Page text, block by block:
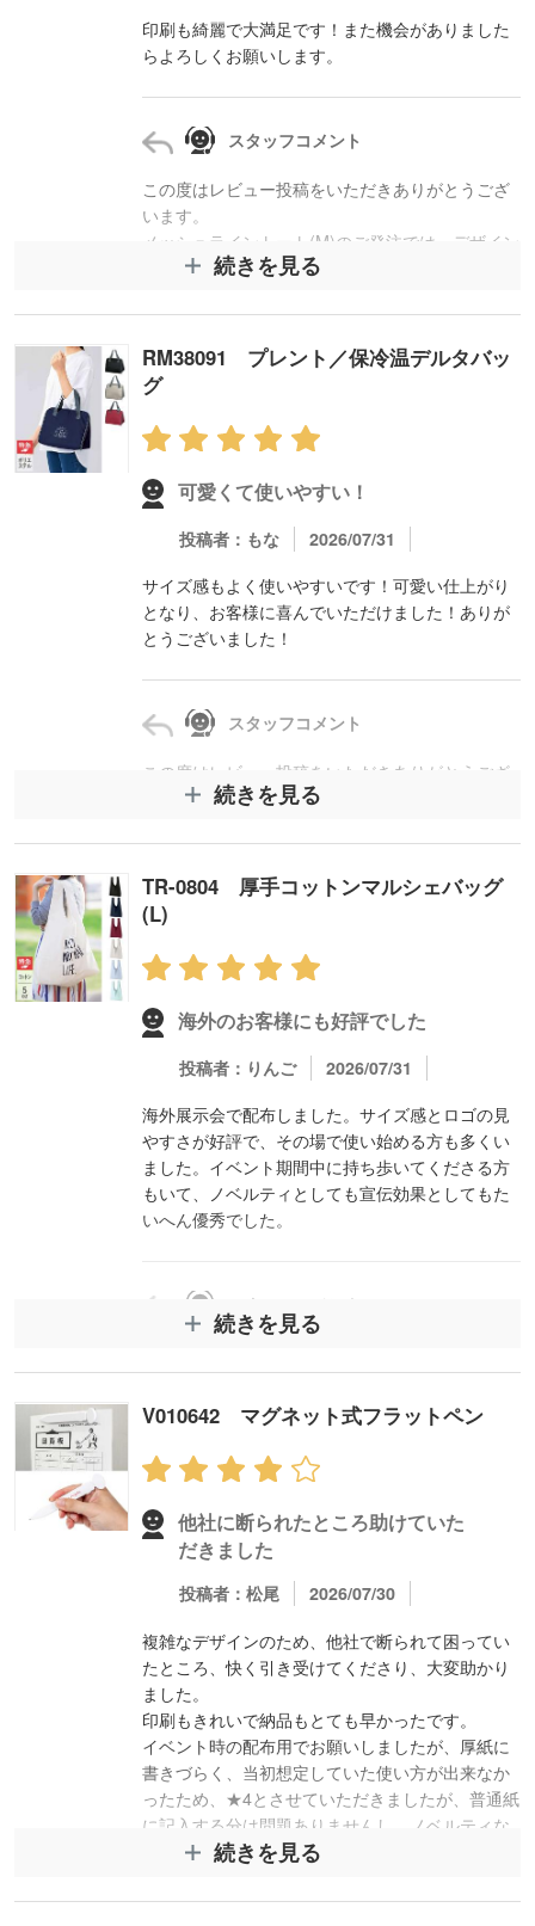
印刷も綺麗で大満足です！また機会がありました
らよろしくお願いします。
スタッフコメント
この度はレビュー投稿をいただきありがとうござ
います。
メッシュライントート(M)のご発注では、デザイン
の細い線も綺麗に見えるよう調整を行いました
印刷仕上がりにご満足いただけたとのことで大変
嬉しく思います。
次回も安心してお任せいただけるよう丁寧に対応
してまいります。
続きを見る
RM38091 プレント／保冷温デルタバッ
グ
可愛くて使いやすい！
投稿者：もな
2026/07/31
サイズ感もよく使いやすいです！可愛い仕上がり
となり、お客様に喜んでいただけました！ありが
とうございました！
スタッフコメント
この度はレビュー投稿をいただきありがとうござ
います。
インを気に入っていただけたとのことで大変嬉し
く思います。
お客様にも喜んでいただけたとのことで安心いた
しました。
次回もお役に立てるよう丁寧に対応してまいりま
すので、今後ともどうぞよろしくお願いします。
続きを見る
TR-0804 厚手コットンマルシェバッグ
(L)
海外のお客様にも好評でした
投稿者：りんご
2026/07/31
海外展示会で配布しました。サイズ感とロゴの見
やすさが好評で、その場で使い始める方も多くい
ました。イベント期間中に持ち歩いてくださる方
もいて、ノベルティとしても宣伝効果としてもた
いへん優秀でした。
スタッフコメント
います。
厚手コットンマルシェバッグ(L)は海外展示会でも
ご好評いただけたとのことで大変嬉しく思いま
す。
サイズ感やロゴの見やすさが評価されたとのこと
で安心いたしました。
次回も安心してお任せいただけるよう丁寧に対応
してまいりますので、
今後ともどうぞよろしくお願いします。
続きを見る
V010642 マグネット式フラットペン
他社に断られたところ助けていた
だきました
投稿者：松尾
2026/07/30
複雑なデザインのため、他社で断られて困ってい
たところ、快く引き受けてくださり、大変助かり
ました。
印刷もきれいで納品もとても早かったです。
イベント時の配布用でお願いしましたが、厚紙に
書きづらく、当初想定していた使い方が出来なか
ったため、★4とさせていただきましたが、普通紙
に記入する分は問題ありませんし、ノベルティな
ので十分なクオリティだと思います。
思います。
続きを見る